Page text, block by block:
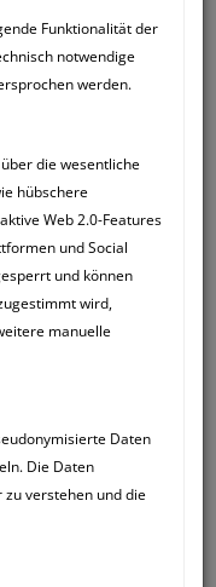
Funktionalität der
notwendige
werden.
die wesentliche
hübschere
Web 2.0-Features
und Social
und können
wird,
manuelle
Daten
Die Daten
zu verstehen und die